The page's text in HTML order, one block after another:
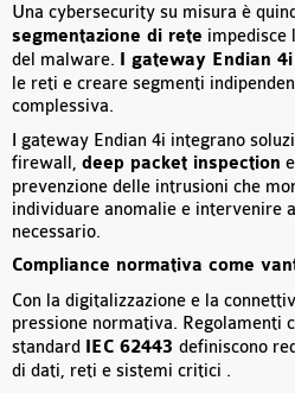
Una cybersecurity su misura è
segmentazione di rete impedisce
del malware. I gateway Endian 4i
le reti e creare segmenti
complessiva.
I gateway Endian 4i integrano
firewall, deep packet inspection
prevenzione delle intrusioni che
individuare anomalie e intervenire
necessario.
Compliance normativa come
Con la digitalizzazione e la
pressione normativa. Regolamenti
standard IEC 62443 definiscono
di dati, reti e sistemi critici .